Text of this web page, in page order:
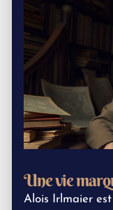
Une vie
Alois Irlmaier